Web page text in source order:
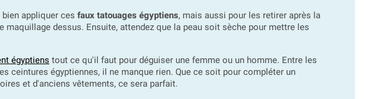
appliquer ces faux tatouages égyptiens, mais aussi pour les retirer après la
dessus. Ensuite, attendez que la peau soit sèche pour mettre les
égyptiens tout ce qu'il faut pour déguiser une femme ou un homme. Entre les
ceintures égyptiennes, il ne manque rien. Que ce soit pour compléter un
et d'anciens vêtements, ce sera parfait.